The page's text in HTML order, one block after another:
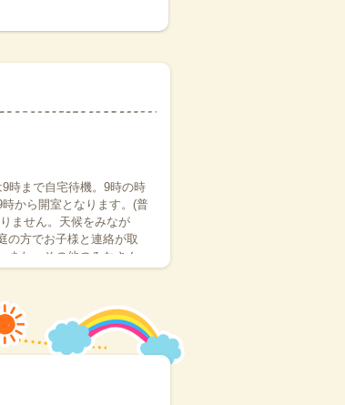
時まで自宅待機。9時の時
から開室となります。(普
ません。天候をみなが
の方でお子様と連絡が取
た、その他のみなさん
しでも、伊丹、西宮両方)
。(普段自宅送り送迎利用
取れる体制、待機、施
んは登所(お休みから登